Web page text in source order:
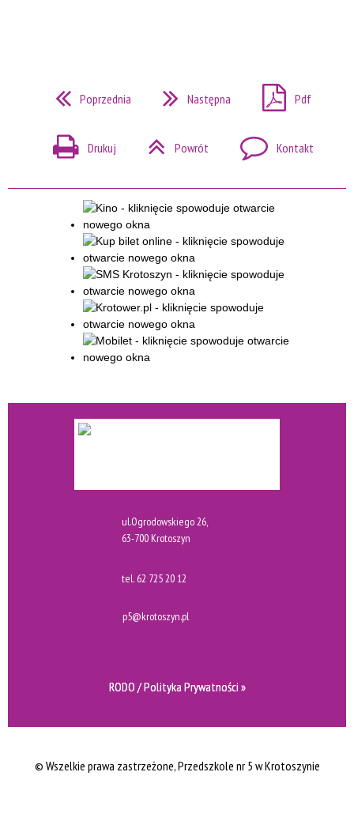
Poprzednia Następna Pdf
Drukuj Powrót Kontakt
ul.Ogrodowskiego 26,
63-700 Krotoszyn
tel. 62 725 20 12
p5@krotoszyn.pl
RODO / Polityka Prywatności »
© Wszelkie prawa zastrzeżone, Przedszkole nr 5 w Krotoszynie